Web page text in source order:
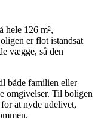
hele 126 m²,
er flot istandsat
vægge, så den
både familien eller
omgivelser. Til boligen
at nyde udelivet,